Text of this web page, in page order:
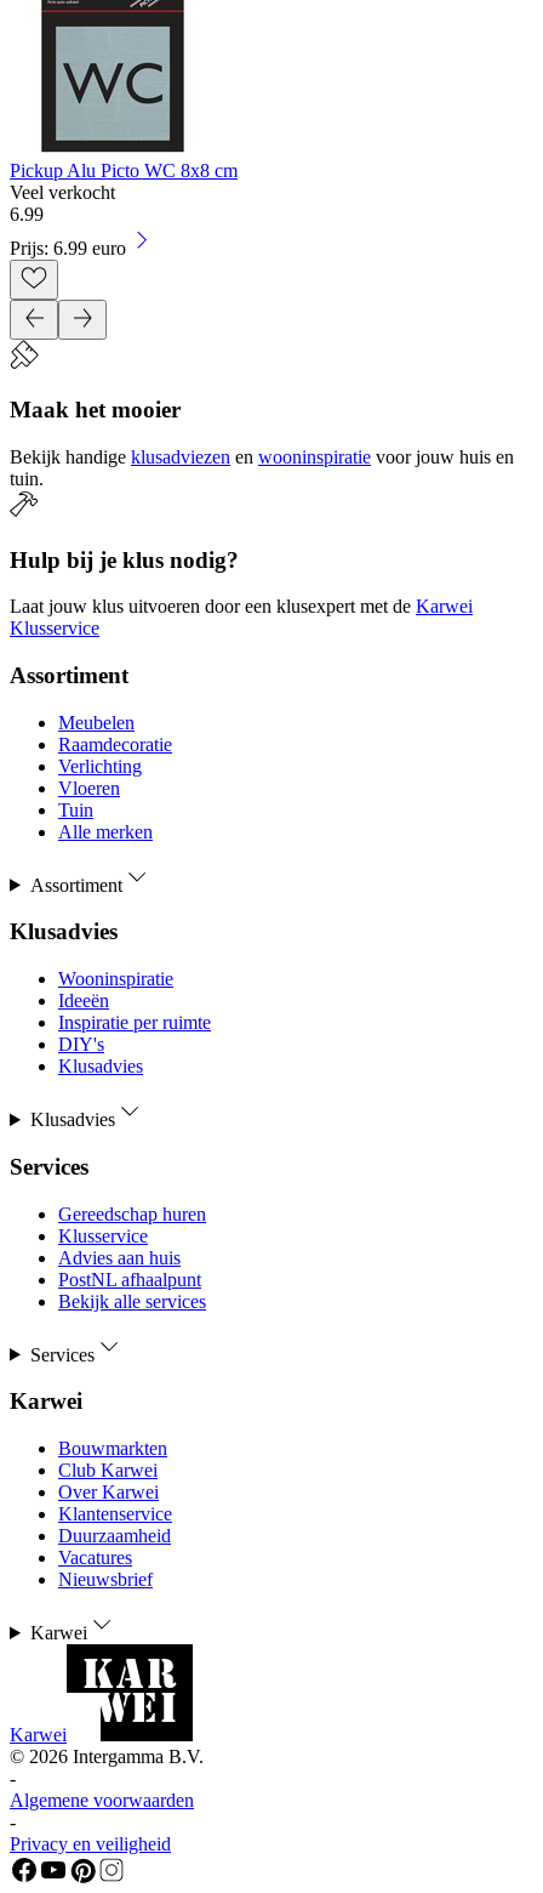
Pickup Alu Picto WC 8x8 cm
Veel verkocht
6.99
Prijs: 6.99 euro
Maak het mooier
Bekijk handige klusadviezen en wooninspiratie voor jouw huis en
tuin.
Hulp bij je klus nodig?
Laat jouw klus uitvoeren door een klusexpert met de Karwei
Klusservice
Assortiment
Meubelen
Raamdecoratie
Verlichting
Vloeren
Tuin
Alle merken
Assortiment
Klusadvies
Wooninspiratie
Ideeën
Inspiratie per ruimte
DIY's
Klusadvies
Klusadvies
Services
Gereedschap huren
Klusservice
Advies aan huis
PostNL afhaalpunt
Bekijk alle services
Services
Karwei
Bouwmarkten
Club Karwei
Over Karwei
Klantenservice
Duurzaamheid
Vacatures
Nieuwsbrief
Karwei
Karwei
© 2026 Intergamma B.V.
-
Algemene voorwaarden
-
Privacy en veiligheid